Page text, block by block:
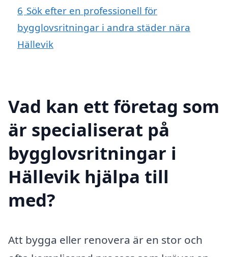
6 Sök efter en professionell för
bygglovsritningar i andra städer nära
Hällevik
Vad kan ett företag som
är specialiserat på
bygglovsritningar i
Hällevik hjälpa till
med?
Att bygga eller renovera är en stor och